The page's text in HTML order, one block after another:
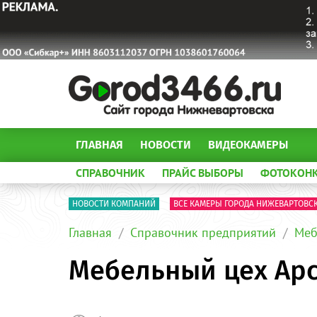
ГЛАВНАЯ НОВОСТИ ВИДЕОКАМЕРЫ
СПРАВОЧНИК ПРАЙС ВЫБОРЫ
НОВОСТИ КОМПАНИЙ ВСЕ КАМЕРЫ ГОРОДА
Главная Справочник предприятий
Мебельный цех